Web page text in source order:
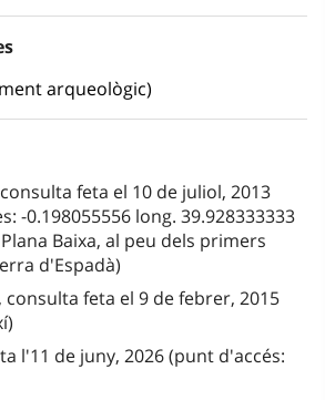
arqueològic)
feta el 10 de juliol, 2013
-0.198055556 long. 39.928333333
Baixa, al peu dels primers
d'Espadà)
consulta feta el 9 de febrer, 2015
l'11 de juny, 2026 (punt d'accés: